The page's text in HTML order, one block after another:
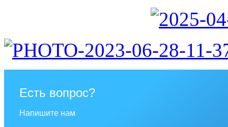
Есть вопрос?
Напишите нам